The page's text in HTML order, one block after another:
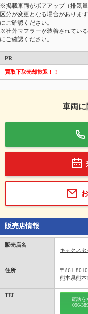
※掲載車両がボアアップ（排気
区分が変更となる場合がありま
にご確認ください。
※社外マフラーが装着されてい
にご確認ください。
PR
買取下取売却歓迎！！
車両に
販売店情報
販売店名
キックスタ
住所
〒861-8010
熊本県熊本
TEL
電話を
096-